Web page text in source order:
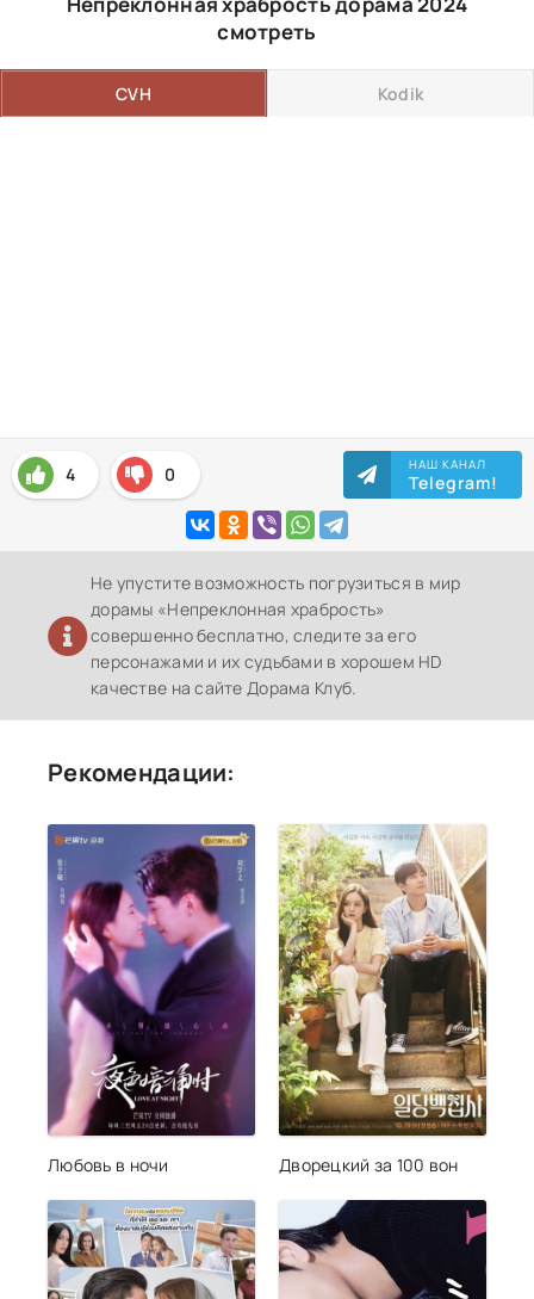
смотреть
CVH Kodik
4 0 НАШ КАНАЛ
Telegram!
Не упустите возможность погрузиться в мир
дорамы «Непреклонная храбрость»
совершенно бесплатно, следите за его
персонажами и их судьбами в хорошем HD
качестве на сайте Дорама Клуб.
Рекомендации:
Любовь в ночи Дворецкий за 100 вон